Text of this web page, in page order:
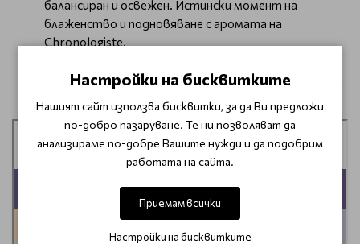
балансиран и освежен. Истински момент на
блаженство и подновяване с аромата на
Chronologiste.
Запази своя час от тук
⬇
Настройки на бисквитките
Нашият сайт използва бисквитки, за да Ви предложи
по-добро пазаруване. Те ни позволяват да
анализираме по-добре Вашите нужди и да подобрим
работата на сайта.
Приемам всички
Настройки на бисквитките